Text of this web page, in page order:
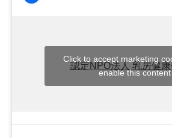
認定NPO法人 乳房健
Click to accept marketing
enable this content